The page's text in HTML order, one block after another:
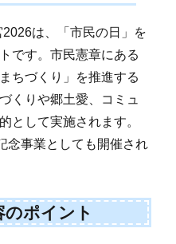
は、「市民の日」を
です。市民憲章にある
ちづくり」を推進する
くりや郷土愛、コミュ
として実施されます。
念事業としても開催され
ポイント